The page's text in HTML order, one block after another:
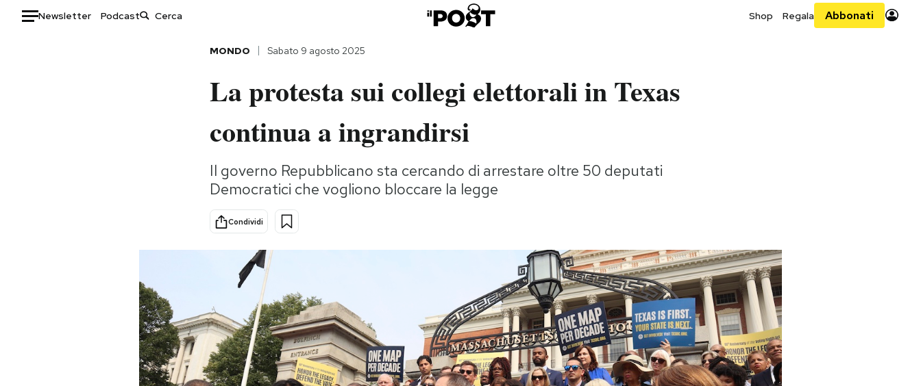
Newsletter Podcast Shop Regala Abbonati
Storie/Idee
Ok Boomer!
Altrecose
Mondiali calcio 2026
MONDO Sabato 9 agosto 2025
La protesta sui collegi elettorali in Texas
continua a ingrandirsi
Il governo Repubblicano sta cercando di arrestare oltre 50 deputati
Democratici che vogliono bloccare la legge
Condividi